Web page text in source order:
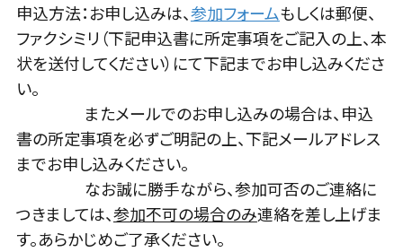
申込方法：お申し込みは、参加フォームもしくは郵便、
ファクシミリ（下記申込書に所定事項をご記入の上、本
状を送付してください）にて下記までお申し込みくださ
い。
またメールでのお申し込みの場合は、申込
書の所定事項を必ずご明記の上、下記メールアドレス
までお申し込みください。
なお誠に勝手ながら、参加可否のご連絡に
つきましては、参加不可の場合のみ連絡を差し上げま
す。あらかじめご了承ください。